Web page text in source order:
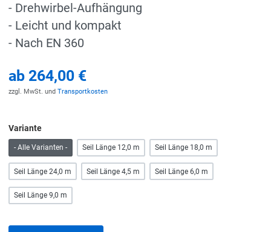
- Drehwirbel-Aufhängung
- Leicht und kompakt
- Nach EN 360
ab 264,00 €
zzgl. MwSt. und Transportkosten
Variante
- Alle Varianten - Seil Länge 12,0 m Seil Länge 18,0 m
Seil Länge 24,0 m Seil Länge 4,5 m Seil Länge 6,0 m
Seil Länge 9,0 m